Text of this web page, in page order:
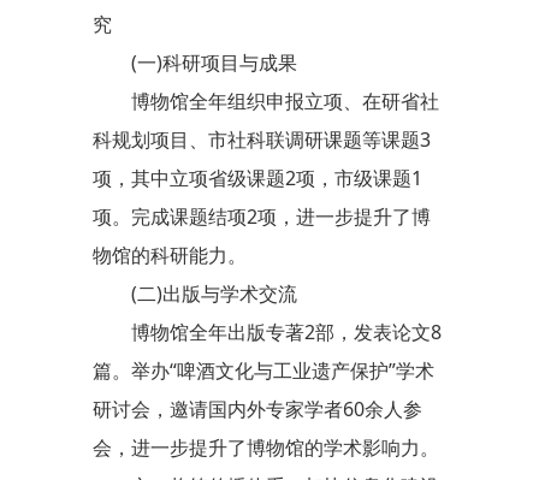
究
(一)科研项目与成果
博物馆全年组织申报立项、在研省社
科规划项目、市社科联调研课题等课题3
项，其中立项省级课题2项，市级课题1
项。完成课题结项2项，进一步提升了博
物馆的科研能力。
(二)出版与学术交流
博物馆全年出版专著2部，发表论文8
篇。举办“啤酒文化与工业遗产保护”学术
研讨会，邀请国内外专家学者60余人参
会，进一步提升了博物馆的学术影响力。